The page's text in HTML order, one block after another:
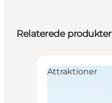
Relaterede produkter
Attraktioner